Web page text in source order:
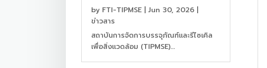
by FTI-TIPMSE |Jun 30, 2026 |
ข่าวสาร
สถาบันการจัดการบรรจุภัณฑ์และรีไซเคิล
เพื่อสิ่งแวดล้อม (TIPMSE)...